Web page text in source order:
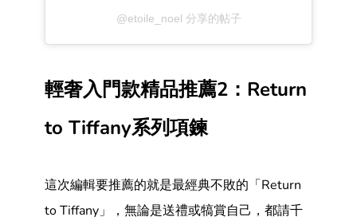
@etoile_noel 分享的帖子
輕奢入門款精品推薦2：Return
to Tiffany系列項鍊
這次編輯要推薦的就是最經典不敗的「Return
to Tiffany」，無論是送禮或犒賞自己，都請千